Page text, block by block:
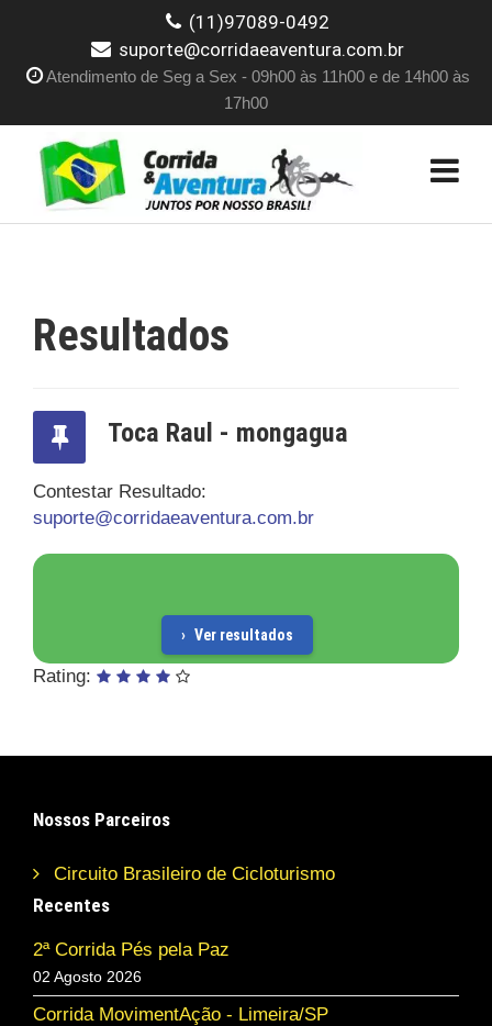
(11)97089-0492
suporte@corridaeaventura.com.br
Atendimento de Seg a Sex - 09h00 às 11h00 e de 14h00 às
17h00
Resultados
Toca Raul - mongagua
Contestar Resultado:
suporte@corridaeaventura.com.br
Ver resultados
Rating:
Nossos Parceiros
Circuito Brasileiro de Cicloturismo
Recentes
2ª Corrida Pés pela Paz
02 Agosto 2026
Corrida MovimentAção - Limeira/SP